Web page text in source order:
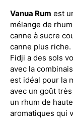
Vanua Rum est
mélange de
canne à sucre
canne plus riche.
Fidji a des sols
avec la
est idéal pour la
avec un goût
un rhum de
aromatiques qui